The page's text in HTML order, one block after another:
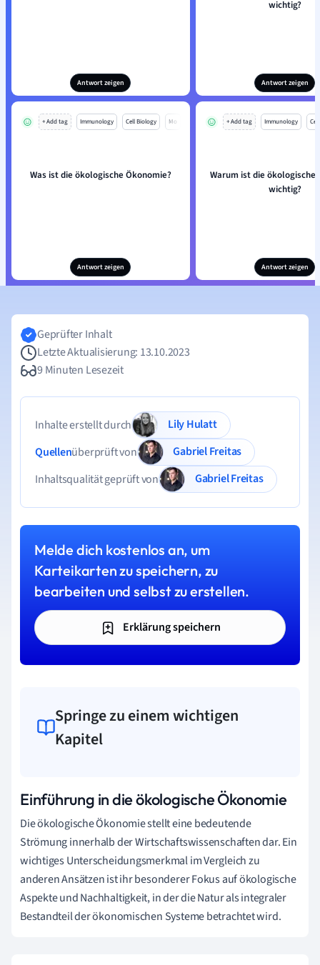
Antwort zeigen
wichtig?
Antwort zeigen
+ Add tag Immunology Cell Biology Mo
Was ist die ökologische Ökonomie?
Antwort zeigen
+ Add tag Immunology
Warum ist die ökologische
wichtig?
Antwort zeigen
Geprüfter Inhalt
Letzte Aktualisierung: 13.10.2023
9 Minuten Lesezeit
Inhalte erstellt durch
Lily Hulatt
Quellenüberprüft von
Gabriel Freitas
Inhaltsqualität geprüft von
Gabriel Freitas
Melde dich kostenlos an, um
Karteikarten zu speichern, zu
bearbeiten und selbst zu erstellen.
Erklärung speichern
Springe zu einem wichtigen
Kapitel
Einführung in die ökologische Ökonomie
Die ökologische Ökonomie stellt eine bedeutende
Strömung innerhalb der Wirtschaftswissenschaften dar. Ein
wichtiges Unterscheidungsmerkmal im Vergleich zu
anderen Ansätzen ist ihr besonderer Fokus auf ökologische
Aspekte und Nachhaltigkeit, in der die Natur als integraler
Bestandteil der ökonomischen Systeme betrachtet wird.